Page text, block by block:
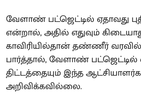
வேளாண் பட்ஜெட்டில் ஏதாவது
என்றால், அதில் எதுவும்
காவிரியில்தான் தண்ணீர்
பார்த்தால், வேளாண் பட்ஜெட்டில்
திட்டத்தையும் இந்த
அறிவிக்கவில்லை.